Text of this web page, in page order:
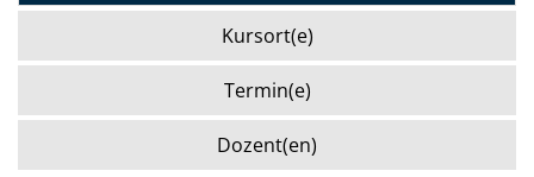
Kursort(e)
Termin(e)
Dozent(en)